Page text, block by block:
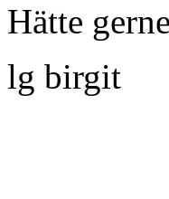
Hätte
lg birgit